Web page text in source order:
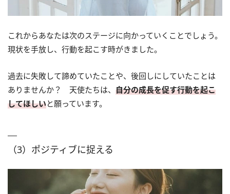
これからあなたは次のステージに向かっていくことでしょう。
現状を手放し、行動を起こす時がきました。
過去に失敗して諦めていたことや、後回しにしていたことは
ありませんか？ 天使たちは、 自分の成長を促す行動を起こ
してほしいと願っています。
（3）ポジティブに捉える